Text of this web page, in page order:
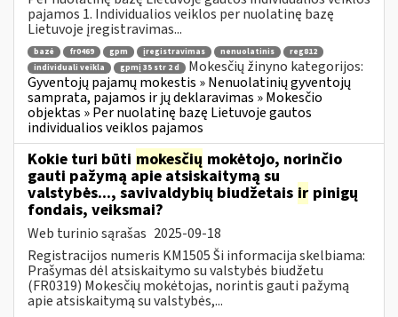
pajamos 1. Individualios veiklos per nuolatinę bazę
Lietuvoje įregistravimas...
bazė fr0469 gpm įregistravimas nenuolatinis
reg812
individuali veikla
gpmį 35 str 2 d
Mokesčių žinyno kategorijos:
Gyventojų pajamų mokestis » Nenuolatinių gyventojų
samprata, pajamos ir jų deklaravimas » Mokesčio
objektas » Per nuolatinę bazę Lietuvoje gautos
individualios veiklos pajamos
Kokie turi būti mokesčių mokėtojo, norinčio
gauti pažymą apie atsiskaitymą su
valstybės..., savivaldybių biudžetais ir pinigų
fondais, veiksmai?
Web turinio sąrašas 2025-09-18
Registracijos numeris KM1505 Ši informacija skelbiama:
Prašymas dėl atsiskaitymo su valstybės biudžetu
(FR0319) Mokesčių mokėtojas, norintis gauti pažymą
apie atsiskaitymą su valstybės,...